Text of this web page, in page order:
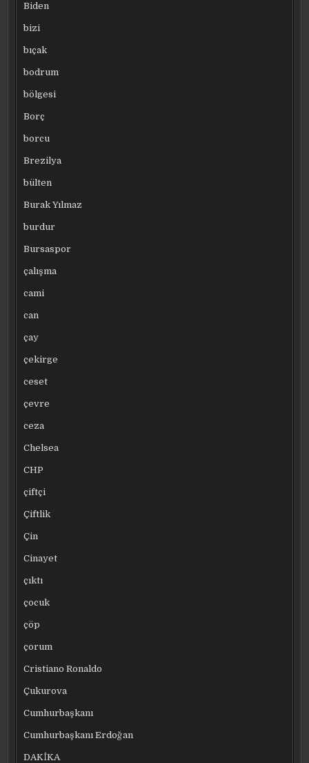
Biden
bizi
bıçak
bodrum
bölgesi
Borç
borcu
Brezilya
bülten
Burak Yılmaz
burdur
Bursaspor
çalışma
cami
can
çay
çekirge
ceset
çevre
ceza
Chelsea
CHP
çiftçi
Çiftlik
Çin
Cinayet
çıktı
çocuk
çöp
çorum
Cristiano Ronaldo
Çukurova
Cumhurbaşkanı
Cumhurbaşkanı Erdoğan
DAKİKA